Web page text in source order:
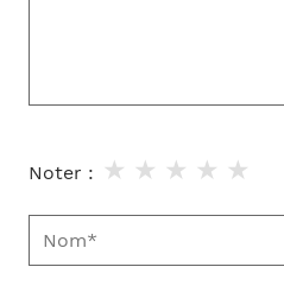
Noter : ★
★
★
★
★
Nom*